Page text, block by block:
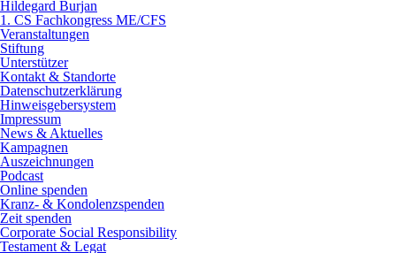
Hildegard Burjan
1. CS Fachkongress ME/CFS
Veranstaltungen
Stiftung
Unterstützer
Kontakt & Standorte
Datenschutzerklärung
Hinweisgebersystem
Impressum
News & Aktuelles
Kampagnen
Auszeichnungen
Podcast
Online spenden
Kranz- & Kondolenzspenden
Zeit spenden
Corporate Social Responsibility
Testament & Legat